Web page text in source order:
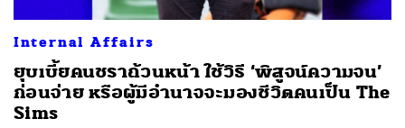
Internal Affairs
ยุบเบี้ยคนชราถ้วนหน้า ใช้วิธี ‘พิสูจน์ความจน’
ก่อนจ่าย หรือผู้มีอำนาจจะมองชีวิตคนเป็น The
Sims